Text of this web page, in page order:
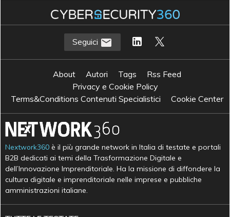
Seguici
About Autori Tags
Rss Feed
Privacy e Cookie Policy
Terms&Conditions Contenuti Specialistici
Cookie Center
Nextwork360 è il più grande network in Italia di testate e portali
B2B dedicati ai temi della Trasformazione Digitale e
dell’Innovazione Imprenditoriale. Ha la missione di diffondere la
cultura digitale e imprenditoriale nelle imprese e pubbliche
amministrazioni italiane.